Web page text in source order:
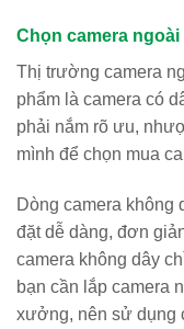
Chọn camera
Thị trường camera
phẩm là camera có
phải nắm rõ ưu,
mình để chọn mua
Dòng camera không
đặt dễ dàng, đơn
camera không dây
bạn cần lắp camera
xưởng, nên sử dụng